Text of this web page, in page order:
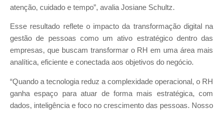
atenção, cuidado e tempo”, avalia Josiane Schultz.
Esse resultado reflete o impacto da transformação digital na
gestão de pessoas como um ativo estratégico dentro das
empresas, que buscam transformar o RH em uma área mais
analítica, eficiente e conectada aos objetivos do negócio.
“Quando a tecnologia reduz a complexidade operacional, o RH
ganha espaço para atuar de forma mais estratégica, com
dados, inteligência e foco no crescimento das pessoas. Nosso